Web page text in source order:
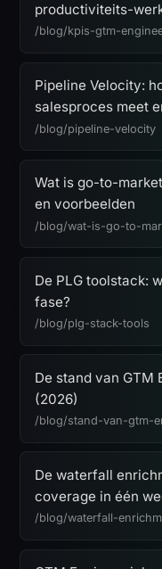
productiviteits-
/blog/kpis-gtm-
Pipeline Velocity:
salesproces meet
/blog/pipeline-velocity
Wat is go-to-
en voorbeelden
/blog/wat-is-go-to-
De PLG toolstack:
fase?
/blog/plg-stack-tools
De stand van GTM
(2026)
/blog/stand-van-gtm-
De waterfall
coverage in één
/blog/waterfall-